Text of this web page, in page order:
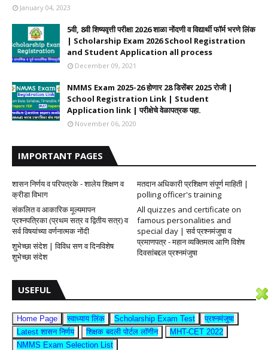
January 04, 2023
5वी, 8वी शिष्यवृत्ती परीक्षा 2026 शाळा नोंदणी व विद्यार्थी फॉर्म भरणे लिंक
| Scholarship Exam 2026 School Registration
and Student Application all process
December 09, 2021
NMMS Exam 2025-26 होणार 28 डिसेंबर 2025 रोजी |
School Registration Link | Student
Application link | परीक्षेचे वेळापत्रक पहा.
November 06, 2020
IMPORTANT PAGES
शासन निर्णय व परिपत्रके - शालेय शिक्षण व
क्रीडा विभाग
मतदान अधिकारी प्रशिक्षण संपूर्ण माहिती |
polling officer's training
संकलित व आकारिक मूल्यमापन
प्रश्नपत्रिका (प्रथम सत्र व द्वितीय सत्र) व
सर्व विषयांच्या वर्णनात्मक नोंदी
All quizzes and certificate on
famous personalities and
special day | सर्व प्रश्नमंजुषा व
प्रमाणपत्र - महान व्यक्तिमत्व आणि विशेष
दिवसांबद्दल प्रश्नमंजुषा
शुभेच्छा संदेश | विविध सण व दिनविशेष
शुभेच्छा संदेश
USEFUL
Home Page स्वाध्याय लिंक Scholarship Exam Test
प्रश्नमंजुषा
Latest शासन निर्णय
शिक्षक बदली पोर्टल लॉगीन
MHT-CET 2022
NMMS Exam Selection List